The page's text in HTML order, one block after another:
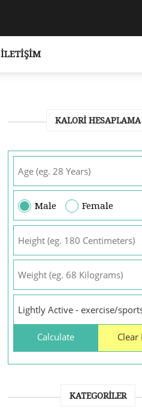
İLETIŞIM
KALORI HESAPLAMA
Male Female
KATEGORILER